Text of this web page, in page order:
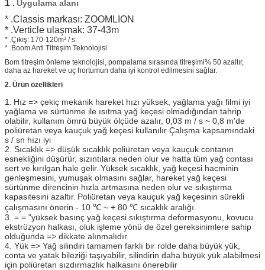
1 . Uygulama alanı
* .Classis markası: ZOOMLION
* .Verticle ulaşmak: 37-43m
* .Çıkış: 170-120m³ / s:
* .Boom Anti Titreşim Teknolojisi
Bom titreşim önleme teknolojisi, pompalama sırasında titreşimi% 50 azaltır,
daha az hareket ve uç hortumun daha iyi kontrol edilmesini sağlar.
2. Ürün özellikleri
1.
Hız => çekiç mekanik hareket hızı yüksek, yağlama yağı filmi iyi
yağlama ve sürtünme ile ısıtma yağ keçesi olmadığından tahrip
olabilir, kullanım ömrü büyük ölçüde azalır, 0,03 m / s ~ 0,8 m'de
poliüretan veya kauçuk yağ keçesi kullanılır Çalışma kapsamındaki
s / sn hızı iyi
2. Sıcaklık => düşük sıcaklık poliüretan veya kauçuk contanın
esnekliğini düşürür, sızıntılara neden olur ve hatta tüm yağ contası
sert ve kırılgan hale gelir. Yüksek sıcaklık, yağ keçesi hacminin
genleşmesini, yumuşak olmasını sağlar, hareket yağ keçesi
sürtünme direncinin hızla artmasına neden olur ve sıkıştırma
kapasitesini azaltır. Poliüretan veya kauçuk yağ keçesinin sürekli
çalışmasını önerin - 10 ℃ ~ + 80 ℃ sıcaklık aralığı.
3. = = "yüksek basınç yağ keçesi sıkıştırma deformasyonu, kovucu
ekstrüzyon halkası, oluk işleme yönü de özel gereksinimlere sahip
olduğunda => dikkate alınmalıdır.
4. Yük => Yağ silindiri tamamen farklı bir rolde daha büyük yük,
conta ve yatak bileziği taşıyabilir, silindirin daha büyük yük alabilmesi
için poliüretan sızdırmazlık halkasını önerebilir